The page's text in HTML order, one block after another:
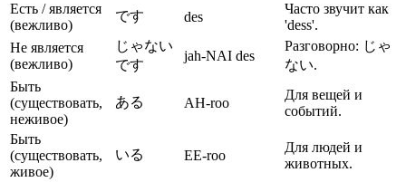
Есть / является
(вежливо)
です des
Часто звучит как
'dess'.
Не является
(вежливо)
じゃない
です
jah-NAI des
Разговорно: じゃ
ない.
Быть
(существовать,
неживое)
ある AH-roo
Для вещей и
событий.
Быть
(существовать,
живое)
いる EE-roo
Для людей и
животных.